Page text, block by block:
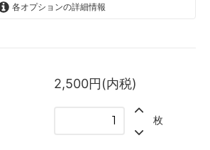
各オプションの詳細情報
2,500円(内税)
枚